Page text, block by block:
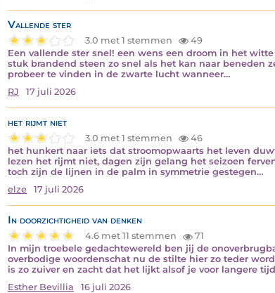
Vallende ster
3.0 met 1 stemmen
49
Een vallende ster snel! een wens een droom in het
stuk brandend steen zo snel als het kan naar beneden
probeer te vinden in de zwarte lucht wanneer…
RJ
17 juli 2026
het rijmt niet
3.0 met 1 stemmen
46
het hunkert naar iets dat stroomopwaarts het leven
lezen het rijmt niet, dagen zijn gelang het seizoen
toch zijn de lijnen in de palm in symmetrie gestegen…
elze
17 juli 2026
In doorzichtigheid van denken
4.6 met 11 stemmen
71
In mijn troebele gedachtewereld ben jij de
overbodige woordenschat nu de stilte hier zo teder
is zo zuiver en zacht dat het lijkt alsof je voor langere
Esther Bevillia
16 juli 2026